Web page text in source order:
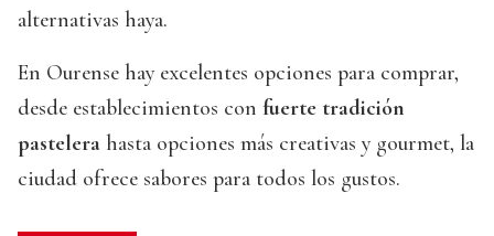
alternativas haya.
En Ourense hay excelentes opciones para comprar,
desde establecimientos con fuerte tradición
pastelera hasta opciones más creativas y gourmet, la
ciudad ofrece sabores para todos los gustos.